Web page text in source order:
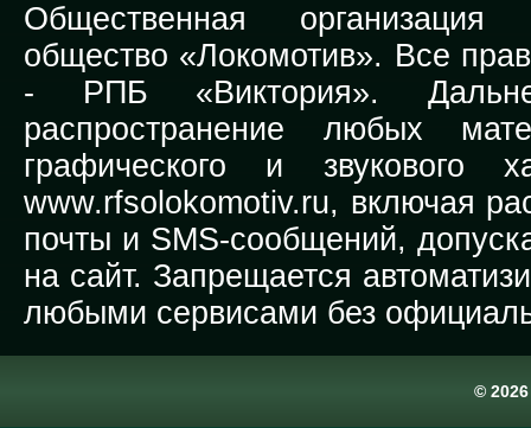
Общественная организация
общество «Локомотив». Все
- РПБ «Виктория».
распространение любых
графического и звукового
www.rfsolokomotiv.ru, включая
почты и SMS-сообщений,
на сайт. Запрещается
любыми сервисами без
©